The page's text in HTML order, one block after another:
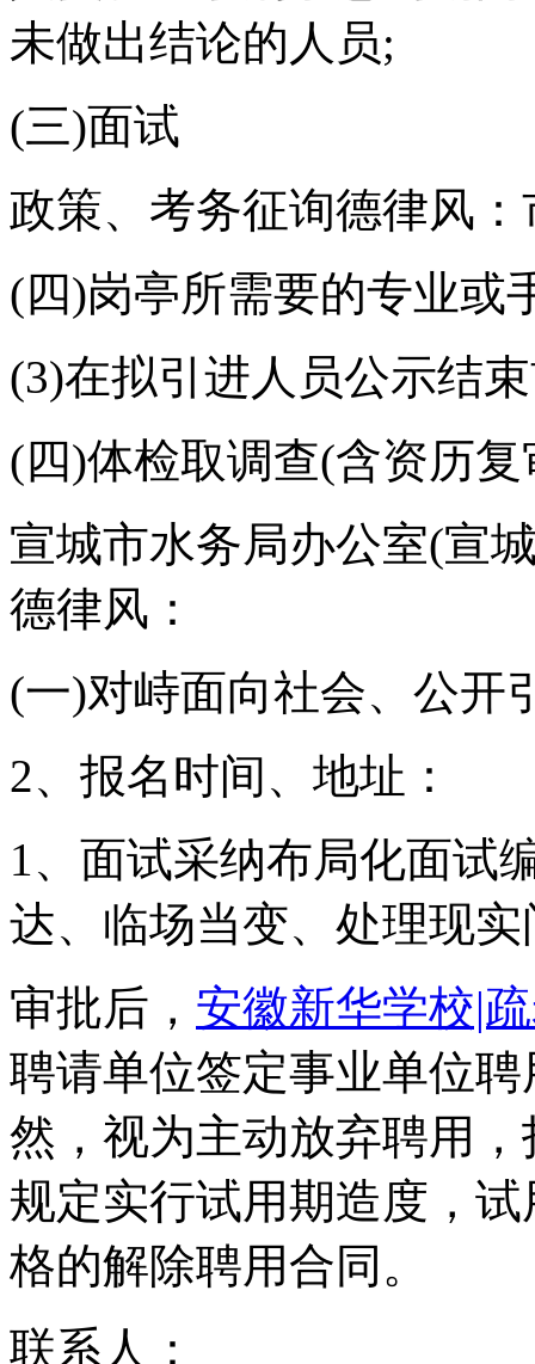
未做出结论的人员;
(三)面试
政策、考务征询德律风
(四)岗亭所需要的专业或
(3)在拟引进人员公示结
(四)体检取调查(含资历复
宣城市水务局办公室(宣
德律风：
(一)对峙面向社会、公开
2、报名时间、地址：
1、面试采纳布局化面试
达、临场当变、处理现
审批后， 安徽新华学校|
聘请单位签定事业单位
然，视为主动放弃聘用
规定实行试用期造度，
格的解除聘用合同。
联系人：